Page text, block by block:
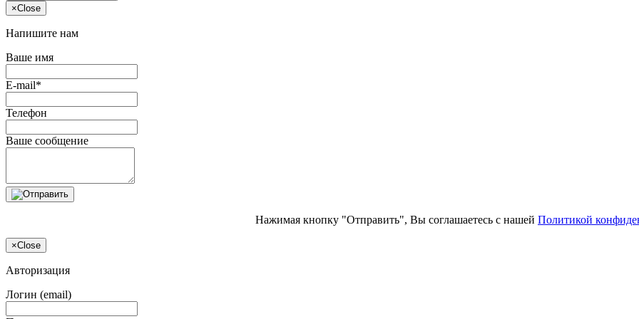
×Close
Напишите нам
Ваше имя
E-mail*
Телефон
Ваше сообщение
Нажимая кнопку "Отправить", Вы соглашаетесь с нашей Политикой
×Close
Авторизация
Логин (email)